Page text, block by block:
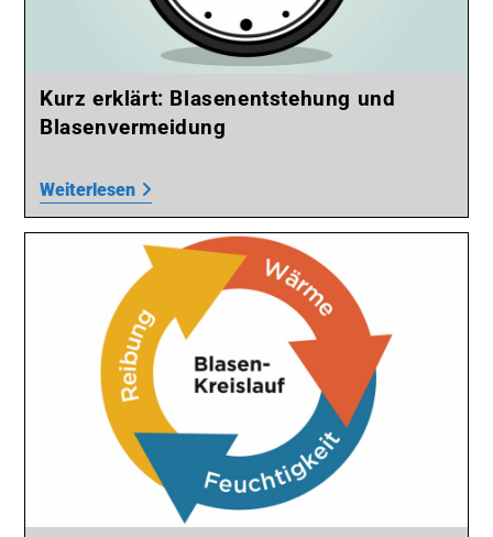
Kurz erklärt: Blasenentstehung und
Blasenvermeidung
Weiterlesen